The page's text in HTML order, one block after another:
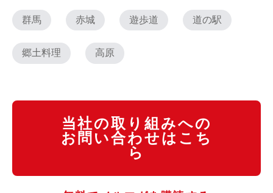
群馬 赤城 遊歩道 道の駅
郷土料理 高原
当社の取り組みへの
お問い合わせはこち
ら